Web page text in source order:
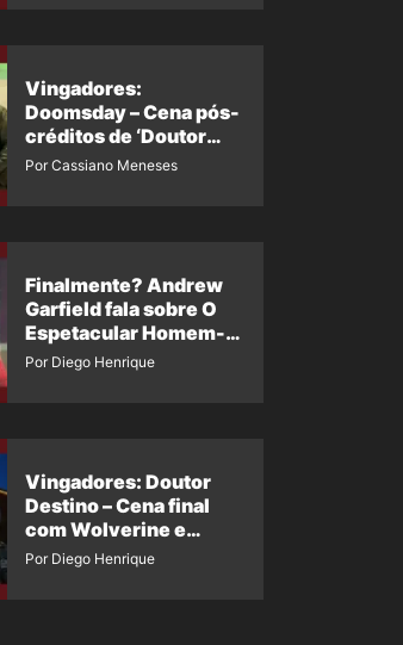
Vingadores:
Doomsday – Cena pós-
créditos de ‘Doutor
Destino’ é revelada
Por Cassiano Meneses
Finalmente? Andrew
Garfield fala sobre O
Espetacular Homem-
Aranha 3
Por Diego Henrique
Vingadores: Doutor
Destino – Cena final
com Wolverine e
Homem-Aranha de
Por Diego Henrique